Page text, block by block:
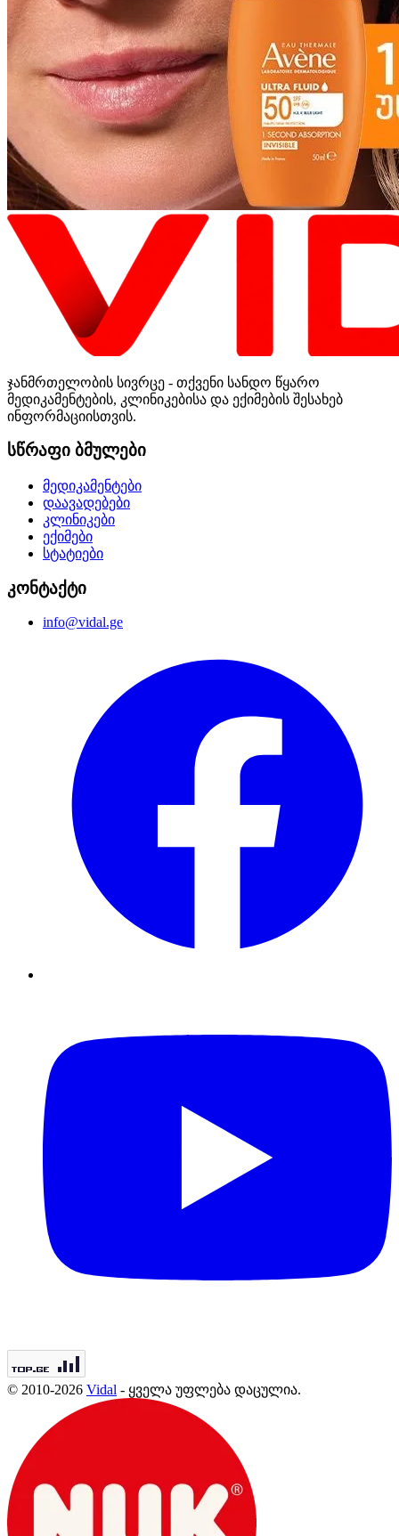
ჯანმრთელობის სივრცე - თქვენი სანდო წყარო
მედიკამენტების, კლინიკებისა და ექიმების შესახებ
ინფორმაციისთვის.
სწრაფი ბმულები
მედიკამენტები
დაავადებები
კლინიკები
ექიმები
სტატიები
კონტაქტი
info@vidal.ge
© 2010-2026 Vidal - ყველა უფლება დაცულია.